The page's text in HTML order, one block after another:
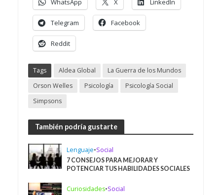
WhatsApp X LinkedIn
Telegram Facebook
Reddit
Tags Aldea Global
La Guerra de los Mundos
Orson Welles
Psicología
Psicología Social
Simpsons
También podría gustarte
Lenguaje•Social
7 CONSEJOS PARA MEJORAR Y
POTENCIAR TUS HABILIDADES SOCIALES
Curiosidades•Social